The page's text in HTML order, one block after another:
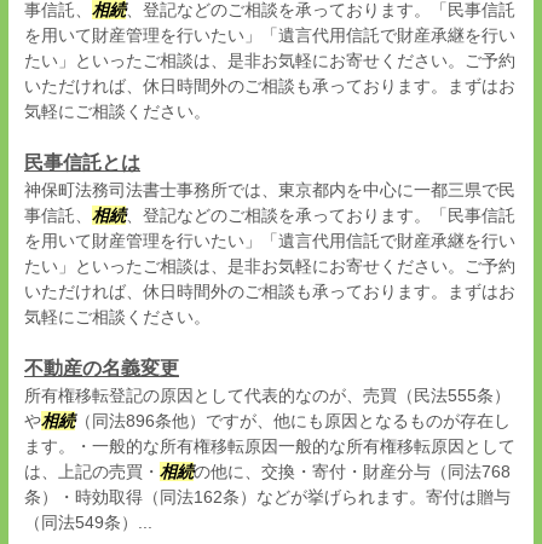
事信託、 相続、登記などのご相談を承っております。「民事信託
を用いて財産管理を行いたい」「遺言代用信託で財産承継を行い
たい」といったご相談は、是非お気軽にお寄せください。ご予約
いただければ、休日時間外のご相談も承っております。まずはお
気軽にご相談ください。
民事信託とは
神保町法務司法書士事務所では、東京都内を中心に一都三県で民
事信託、 相続、登記などのご相談を承っております。「民事信託
を用いて財産管理を行いたい」「遺言代用信託で財産承継を行い
たい」といったご相談は、是非お気軽にお寄せください。ご予約
いただければ、休日時間外のご相談も承っております。まずはお
気軽にご相談ください。
不動産の名義変更
所有権移転登記の原因として代表的なのが、売買（民法555条）
や相続（同法896条他）ですが、他にも原因となるものが存在し
ます。・一般的な所有権移転原因一般的な所有権移転原因として
は、上記の売買・ 相続の他に、交換・寄付・財産分与（同法768
条）・時効取得（同法162条）などが挙げられます。寄付は贈与
（同法549条）...